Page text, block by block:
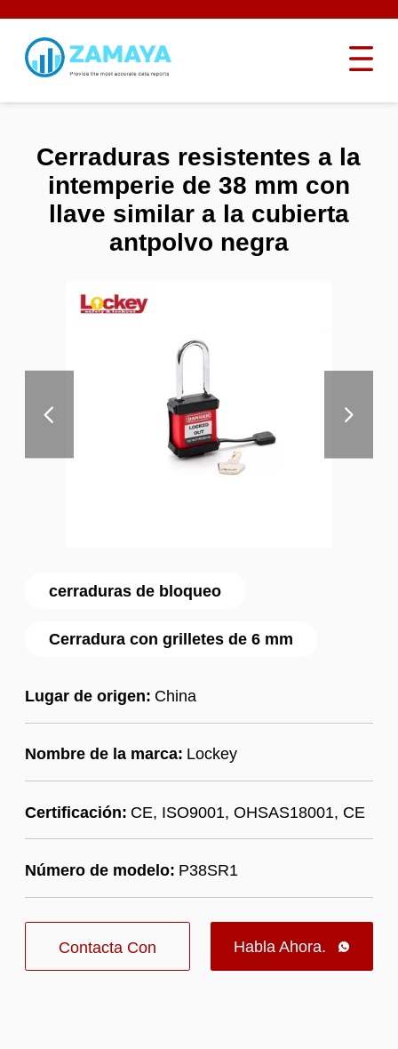
cerraduras de bloqueo
Cerradura con grilletes de 6 mm
Lugar de origen: China
Nombre de la marca: Lockey
Certificación: CE, ISO9001, OHSAS18001, CE
Número de modelo: P38SR1
Contacta Con Habla Ahora. 
Cerraduras resistentes a la
intemperie de 38 mm con
llave similar a la cubierta
antpolvo negra